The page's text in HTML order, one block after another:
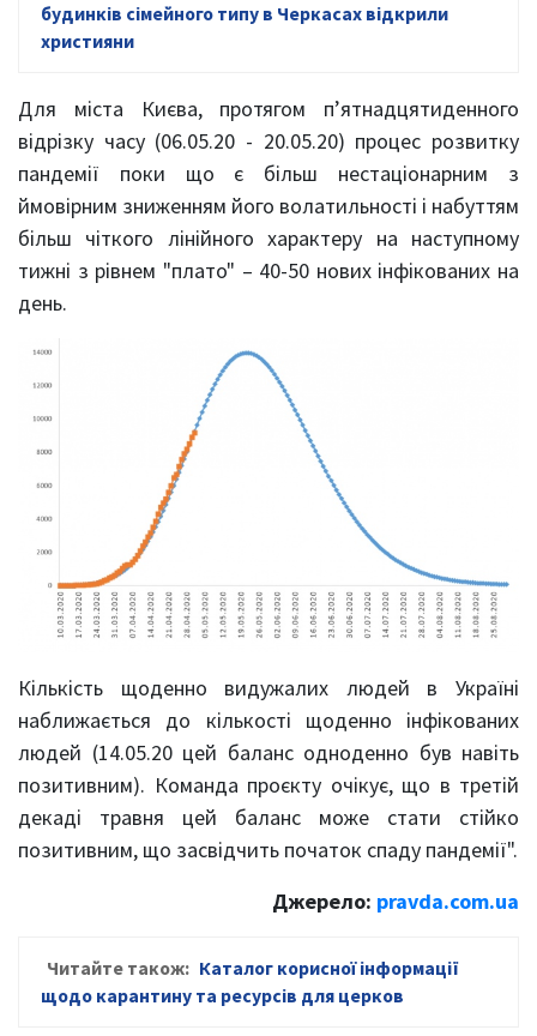
будинків сімейного типу в Черкасах відкрили
християни
Для міста Києва, протягом п’ятнадцятиденного
відрізку часу (06.05.20 - 20.05.20) процес розвитку
пандемії поки що є більш нестаціонарним з
ймовірним зниженням його волатильності і набуттям
більш чіткого лінійного характеру на наступному
тижні з рівнем "плато" – 40-50 нових інфікованих на
день.
Кількість щоденно видужалих людей в Україні
наближається до кількості щоденно інфікованих
людей (14.05.20 цей баланс одноденно був навіть
позитивним). Команда проєкту очікує, що в третій
декаді травня цей баланс може стати стійко
позитивним, що засвідчить початок спаду пандемії".
Джерело: pravda.com.ua
Читайте також: Каталог корисної інформації
щодо карантину та ресурсів для церков